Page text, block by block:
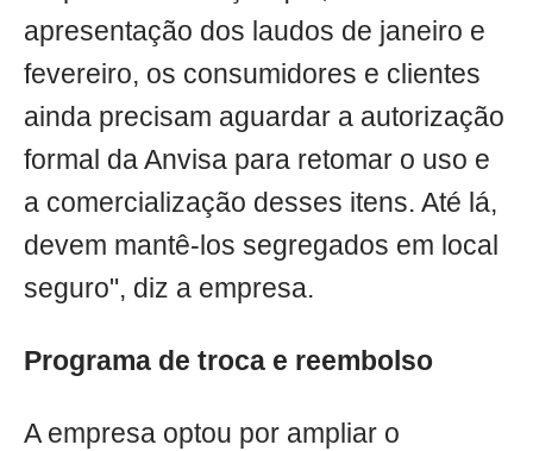
apresentação dos laudos de janeiro e
fevereiro, os consumidores e clientes
ainda precisam aguardar a autorização
formal da Anvisa para retomar o uso e
a comercialização desses itens. Até lá,
devem mantê-los segregados em local
seguro", diz a empresa.
Programa de troca e reembolso
A empresa optou por ampliar o